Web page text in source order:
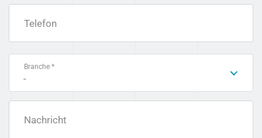
Telefon
Branche *
-
Nachricht